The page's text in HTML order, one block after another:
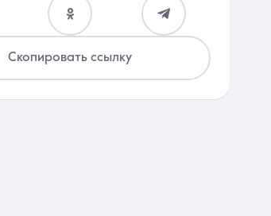
Скопировать ссылку